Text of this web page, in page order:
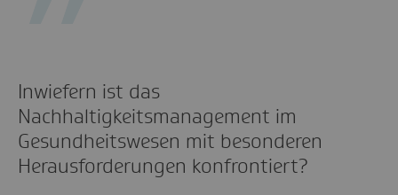
Inwiefern ist das
Nachhaltigkeitsmanagement im
Gesundheitswesen mit besonderen
Herausforderungen konfrontiert?